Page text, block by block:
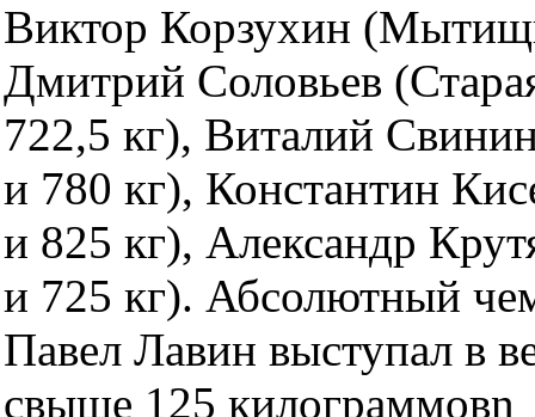
Виктор Корзухин
Дмитрий Соловьев
722,5 кг), Виталий
и 780 кг), Константин
и 825 кг), Александр
и 725 кг). Абсолютный
Павел Лавин выступал в
свыше 125 килограммовn